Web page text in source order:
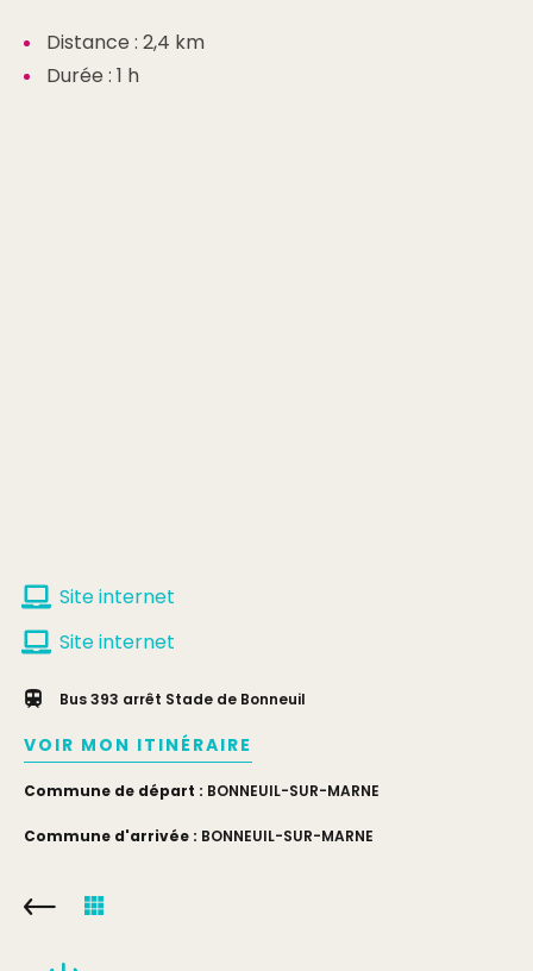
Distance : 2,4 km
Durée : 1 h
Site internet
Site internet
Bus 393 arrêt Stade de Bonneuil
VOIR MON ITINÉRAIRE
Commune de départ : BONNEUIL-SUR-MARNE
Commune d'arrivée : BONNEUIL-SUR-MARNE